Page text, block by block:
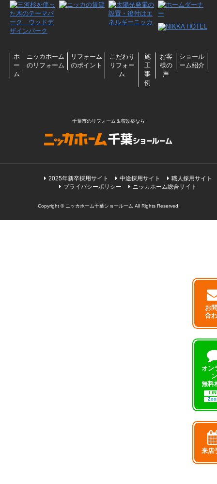
お
合
オン
ン
無料
来店
ホ
ー
ム
ニッカホーム
のリフォーム
リフォーム
のポイント
こだわり
リフォー
ム
施
工
事
例
お客
様の
声
ショール
ーム紹介
千葉市のリフォーム＆増改築なら
2025年新卒採用サイト 中途採用サイト
職人採用サイト
プライバシーポリシー
ニッカホーム総合サイト
Copyright © ニッカホーム千葉ショールーム All Rights Reserved.